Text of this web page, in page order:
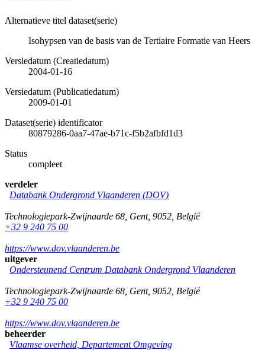
Alternatieve titel dataset(serie)
Isohypsen van de basis van de Tertiaire Formatie van Heers
Versiedatum (Creatiedatum)
2004-01-16
Versiedatum (Publicatiedatum)
2009-01-01
Dataset(serie) identificator
80879286-0aa7-47ae-b71c-f5b2afbfd1d3
Status
compleet
verdeler
Databank Ondergrond Vlaanderen (DOV)
Technologiepark-Zwijnaarde 68 Gent, 9052 België
+32 9 240 75 00
https://www.dov.vlaanderen.be
uitgever
Ondersteunend Centrum Databank Ondergrond Vlaanderen
Technologiepark-Zwijnaarde 68 Gent, 9052 België
+32 9 240 75 00
https://www.dov.vlaanderen.be
beheerder
Vlaamse overheid, Departement Omgeving